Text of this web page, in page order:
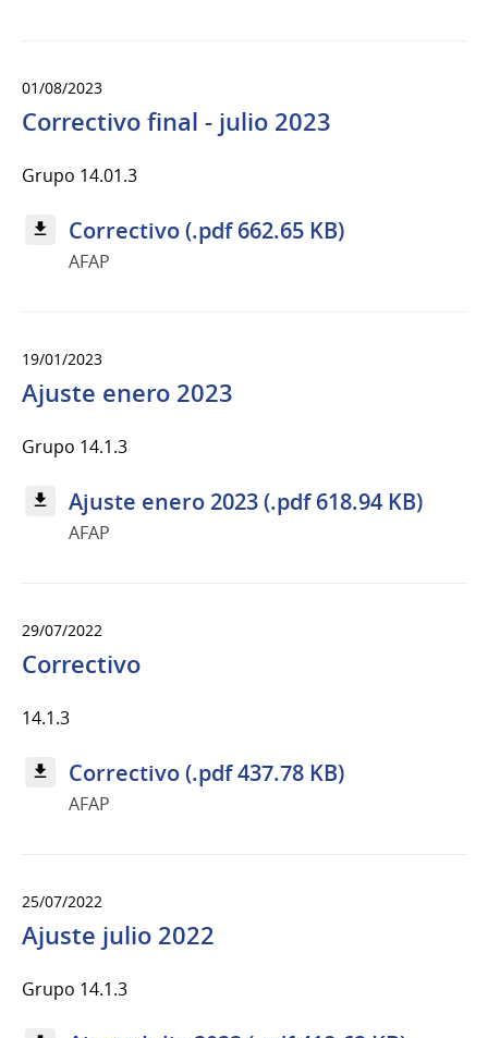
01/08/2023
Correctivo final - julio 2023
Grupo 14.01.3
Correctivo (.pdf 662.65 KB)
AFAP
19/01/2023
Ajuste enero 2023
Grupo 14.1.3
Ajuste enero 2023 (.pdf 618.94 KB)
AFAP
29/07/2022
Correctivo
14.1.3
Correctivo (.pdf 437.78 KB)
AFAP
25/07/2022
Ajuste julio 2022
Grupo 14.1.3